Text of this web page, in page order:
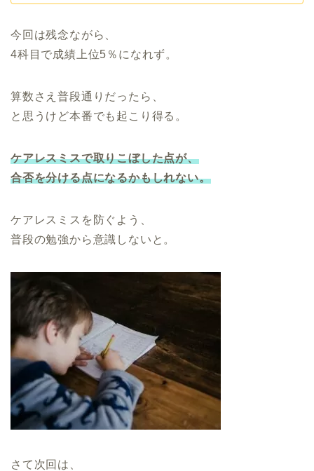
今回は残念ながら、
4科目で成績上位5％になれず。
算数さえ普段通りだったら、
と思うけど本番でも起こり得る。
ケアレスミスで取りこぼした点が、
合否を分ける点になるかもしれない。
ケアレスミスを防ぐよう、
普段の勉強から意識しないと。
さて次回は、